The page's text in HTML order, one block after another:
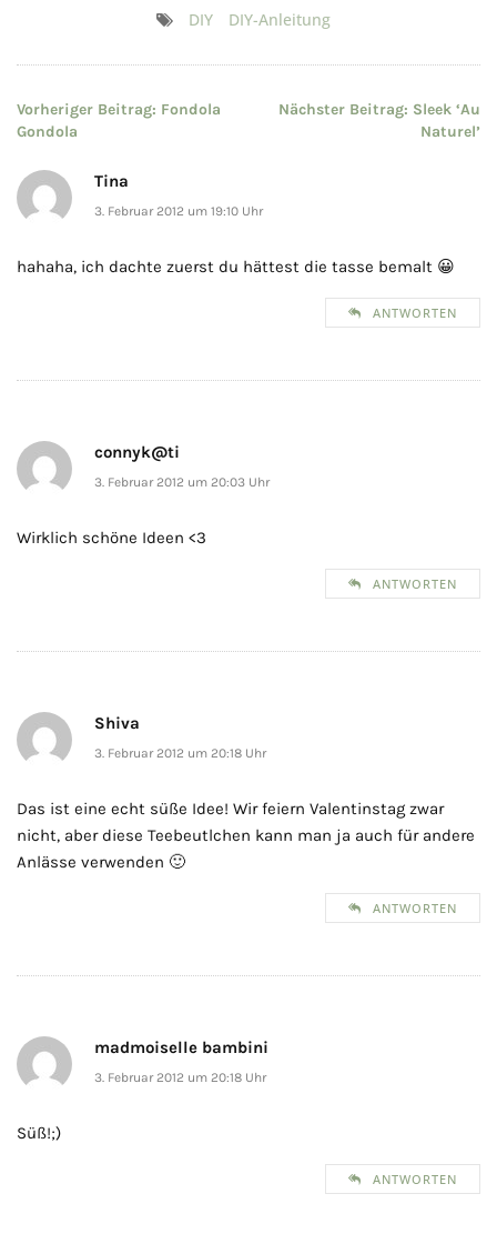
DIY DIY-Anleitung
Beitragsnavigation
Vorheriger Beitrag: Fondola
Gondola
Nächster Beitrag: Sleek ‘Au
Naturel’
Tina
3. Februar 2012 um 19:10 Uhr
hahaha, ich dachte zuerst du hättest die tasse bemalt 😀
ANTWORTEN
connyk@ti
3. Februar 2012 um 20:03 Uhr
Wirklich schöne Ideen <3
ANTWORTEN
Shiva
3. Februar 2012 um 20:18 Uhr
Das ist eine echt süße Idee! Wir feiern Valentinstag zwar
nicht, aber diese Teebeutlchen kann man ja auch für andere
Anlässe verwenden 🙂
ANTWORTEN
madmoiselle bambini
3. Februar 2012 um 20:18 Uhr
Süß!;)
ANTWORTEN